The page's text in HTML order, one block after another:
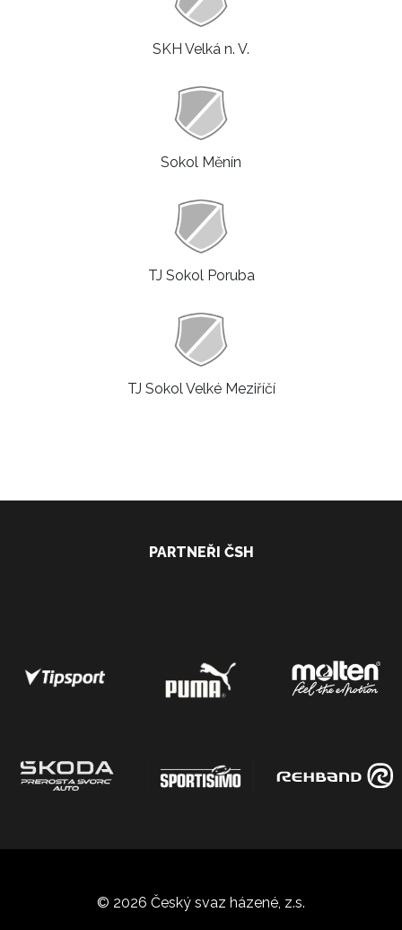
SKH Velká n. V.
Sokol Měnín
TJ Sokol Poruba
TJ Sokol Velké Meziříčí
PARTNEŘI ČSH
© 2026 Český svaz házené, z.s.